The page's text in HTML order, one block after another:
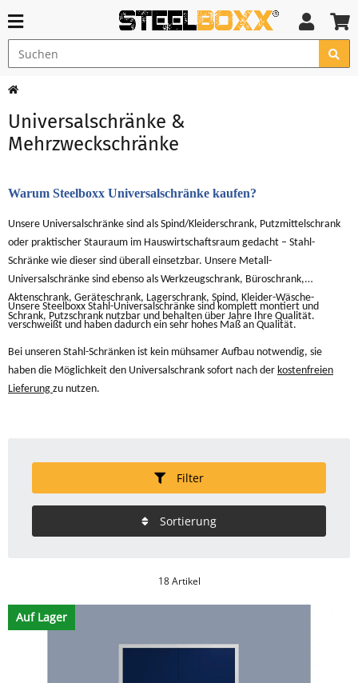
Universalschränke &
Mehrzweckschränke
Warum Steelboxx Universalschränke kaufen?
Unsere Universalschränke sind als Spind/Kleiderschrank, Putzmittelschrank
oder praktischer Stauraum im Hauswirtschaftsraum gedacht – Stahl-
Schränke wie dieser sind überall einsetzbar. Unsere Metall-
Universalschränke sind ebenso als Werkzeugschrank, Büroschrank,
Aktenschrank, Geräteschrank, Lagerschrank, Spind, Kleider-Wäsche-
Schrank, Putzschrank nutzbar und behalten über Jahre Ihre Qualität.
Unsere Steelboxx Stahl-Universalschränke sind komplett montiert und
verschweißt und haben dadurch ein sehr hohes Maß an Qualität.
Bei unseren Stahl-Schränken ist kein mühsamer Aufbau notwendig, sie
haben die Möglichkeit den Universalschrank sofort nach der kostenfreien
Lieferung zu nutzen.
Filter
Sortierung
18 Artikel
Auf Lager